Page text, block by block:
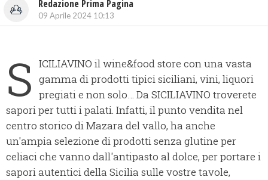
Redazione Prima Pagina
09 Aprile 2024 10:13
S ICILIAVINO il wine&food store con una vasta
gamma di prodotti tipici siciliani, vini, liquori
pregiati e non solo… Da SICILIAVINO troverete
sapori per tutti i palati. Infatti, il punto vendita nel
centro storico di Mazara del vallo, ha anche
un'ampia selezione di prodotti senza glutine per
celiaci che vanno dall'antipasto al dolce, per portare i
sapori autentici della Sicilia sulle vostre tavole,